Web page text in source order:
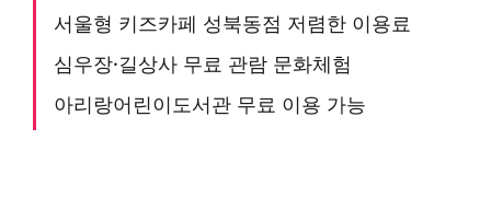
서울형 키즈카페 성북동점 저렴한 이용료
심우장·길상사 무료 관람 문화체험
아리랑어린이도서관 무료 이용 가능